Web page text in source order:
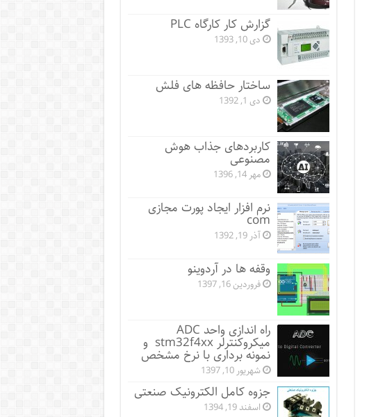
گزارش کار کارگاه PLC
دی 10, 1393
ساختار حافظه های فلش
دی 1, 1392
کاربردهای جذاب هوش
مصنوعی
مهر 14, 1396
نرم افزار ایجاد پورت مجازی
com
آذر 19, 1392
وقفه ها در آردوینو
فروردین 16, 1397
راه اندازی واحد ADC
میکروکنترلر stm32f4xx و
نمونه برداری با نرخ مشخص
شهریور 10, 1397
جزوه کامل الکترونیک صنعتی
اسفند 19, 1394